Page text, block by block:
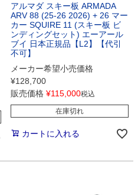
アルマダ スキー板 ARMADA
ARV 88 (25-26 2026) + 26 マー
カー SQUIRE 11 (スキー板 ビ
ンディングセット) エーアール
ブイ 日本正規品【L2】【代引
不可】
メーカー希望小売価格
¥128,700
販売価格 ¥115,000税込
在庫切れ
カートに入れる